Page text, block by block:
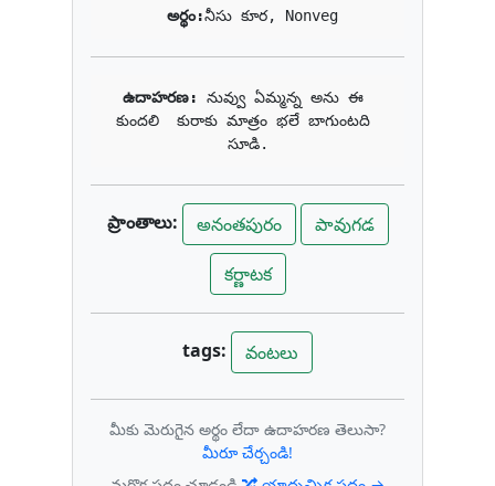
అర్థం:నీసు కూర, Nonveg
ఉదాహరణ: నువ్వు ఏమ్మన్న అను ఈ
కుందలి  కురాకు మాత్రం భలే బాగుంటది
సూడి.
ప్రాంతాలు: అనంతపురం పావుగడ
కర్ణాటక
tags: వంటలు
మీకు మెరుగైన అర్థం లేదా ఉదాహరణ తెలుసా?
మీరూ చేర్చండి!